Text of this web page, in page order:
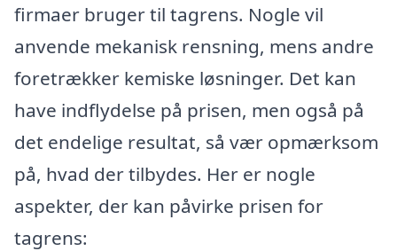
firmaer bruger til tagrens. Nogle vil
anvende mekanisk rensning, mens andre
foretrækker kemiske løsninger. Det kan
have indflydelse på prisen, men også på
det endelige resultat, så vær opmærksom
på, hvad der tilbydes. Her er nogle
aspekter, der kan påvirke prisen for
tagrens: